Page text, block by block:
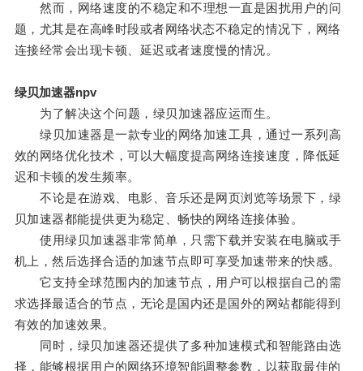
然而，网络速度的不稳定和不理想一直是困扰用户的问
题，尤其是在高峰时段或者网络状态不稳定的情况下，网络
连接经常会出现卡顿、延迟或者速度慢的情况。
绿贝加速器npv
为了解决这个问题，绿贝加速器应运而生。
绿贝加速器是一款专业的网络加速工具，通过一系列高
效的网络优化技术，可以大幅度提高网络连接速度，降低延
迟和卡顿的发生频率。
不论是在游戏、电影、音乐还是网页浏览等场景下，绿
贝加速器都能提供更为稳定、畅快的网络连接体验。
使用绿贝加速器非常简单，只需下载并安装在电脑或手
机上，然后选择合适的加速节点即可享受加速带来的快感。
它支持全球范围内的加速节点，用户可以根据自己的需
求选择最适合的节点，无论是国内还是国外的网站都能得到
有效的加速效果。
同时，绿贝加速器还提供了多种加速模式和智能路由选
择，能够根据用户的网络环境智能调整参数，以获取最佳的